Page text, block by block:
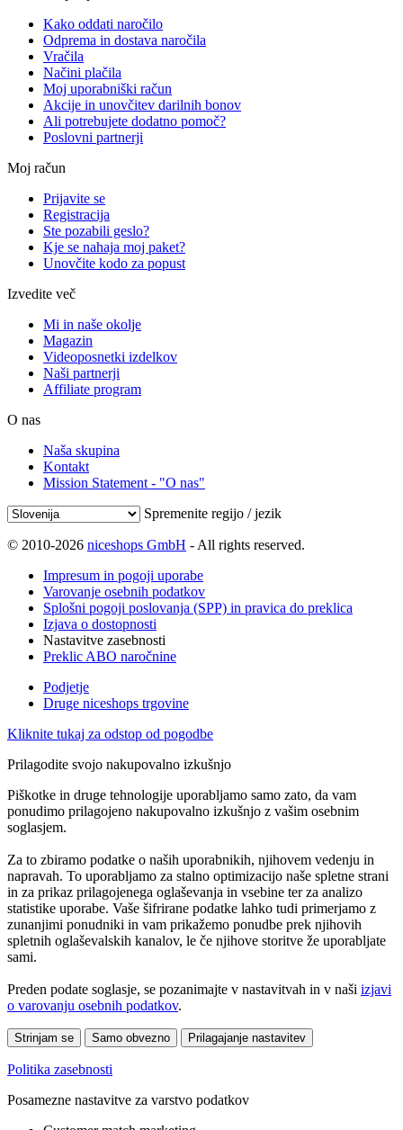
Kako oddati naročilo
Odprema in dostava naročila
Vračila
Načini plačila
Moj uporabniški račun
Akcije in unovčitev darilnih bonov
Ali potrebujete dodatno pomoč?
Poslovni partnerji
Moj račun
Prijavite se
Registracija
Ste pozabili geslo?
Kje se nahaja moj paket?
Unovčite kodo za popust
Izvedite več
Mi in naše okolje
Magazin
Videoposnetki izdelkov
Naši partnerji
Affiliate program
O nas
Naša skupina
Kontakt
Mission Statement - "O nas"
Spremenite regijo / jezik
© 2010-2026 niceshops GmbH - All rights reserved.
Impresum in pogoji uporabe
Varovanje osebnih podatkov
Splošni pogoji poslovanja (SPP) in pravica do preklica
Izjava o dostopnosti
Nastavitve zasebnosti
Preklic ABO naročnine
Podjetje
Druge niceshops trgovine
Kliknite tukaj za odstop od pogodbe
Prilagodite svojo nakupovalno izkušnjo
Piškotke in druge tehnologije uporabljamo samo zato, da vam
ponudimo prilagojeno nakupovalno izkušnjo z vašim osebnim
soglasjem.
Za to zbiramo podatke o naših uporabnikih, njihovem vedenju in
napravah. To uporabljamo za stalno optimizacijo naše spletne strani
in za prikaz prilagojenega oglaševanja in vsebine ter za analizo
statistike uporabe. Vaše šifrirane podatke lahko tudi primerjamo z
zunanjimi ponudniki in vam prikažemo ponudbe prek njihovih
spletnih oglaševalskih kanalov, le če njihove storitve že uporabljate
sami.
Preden podate soglasje, se pozanimajte v nastavitvah in v naši izjavi
o varovanju osebnih podatkov.
Strinjam se Samo obvezno Prilagajanje nastavitev
Politika zasebnosti
Posamezne nastavitve za varstvo podatkov